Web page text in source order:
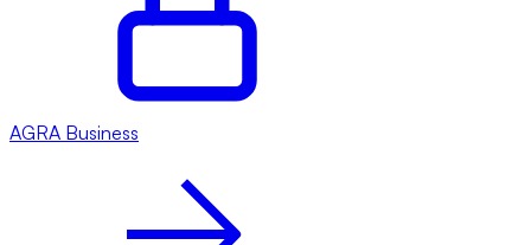
AGRA Business